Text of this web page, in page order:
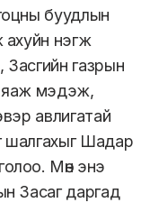
буудлын
ахуйн нэгж
газрын
яаж мэдэж,
авлигатай
шалгахыг Шадар
Мөн энэ
Засаг даргад